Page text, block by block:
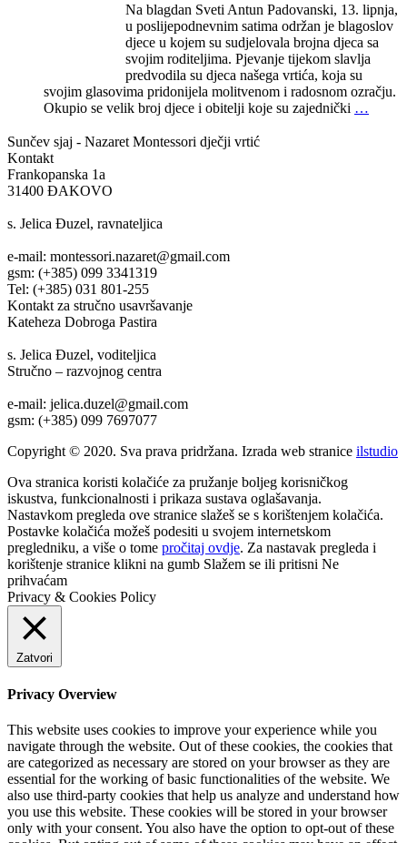
Na blagdan Sveti Antun Padovanski, 13. lipnja,
u poslijepodnevnim satima održan je blagoslov
djece u kojem su sudjelovala brojna djeca sa
svojim roditeljima. Pjevanje tijekom slavlja
predvodila su djeca našega vrtića, koja su
svojim glasovima pridonijela molitvenom i radosnom ozračju.
Okupio se velik broj djece i obitelji koje su zajednički …
Sunčev sjaj - Nazaret Montessori dječji vrtić
Kontakt
Frankopanska 1a
31400 ĐAKOVO
s. Jelica Đuzel, ravnateljica
e-mail: montessori.nazaret@gmail.com
gsm: (+385) 099 3341319
Tel: (+385) 031 801-255
Kontakt za stručno usavršavanje
Kateheza Dobroga Pastira
s. Jelica Đuzel, voditeljica
Stručno – razvojnog centra
e-mail: jelica.duzel@gmail.com
gsm: (+385) 099 7697077
Copyright © 2020. Sva prava pridržana. Izrada web stranice ilstudio
Ova stranica koristi kolačiće za pružanje boljeg korisničkog
iskustva, funkcionalnosti i prikaza sustava oglašavanja.
Nastavkom pregleda ove stranice slažeš se s korištenjem kolačića.
Postavke kolačića možeš podesiti u svojem internetskom
pregledniku, a više o tome pročitaj ovdje. Za nastavak pregleda i
korištenje stranice klikni na gumb Slažem se ili pritisni Ne
prihvaćam
Privacy & Cookies Policy
Zatvori
Privacy Overview
This website uses cookies to improve your experience while you
navigate through the website. Out of these cookies, the cookies that
are categorized as necessary are stored on your browser as they are
essential for the working of basic functionalities of the website. We
also use third-party cookies that help us analyze and understand how
you use this website. These cookies will be stored in your browser
only with your consent. You also have the option to opt-out of these